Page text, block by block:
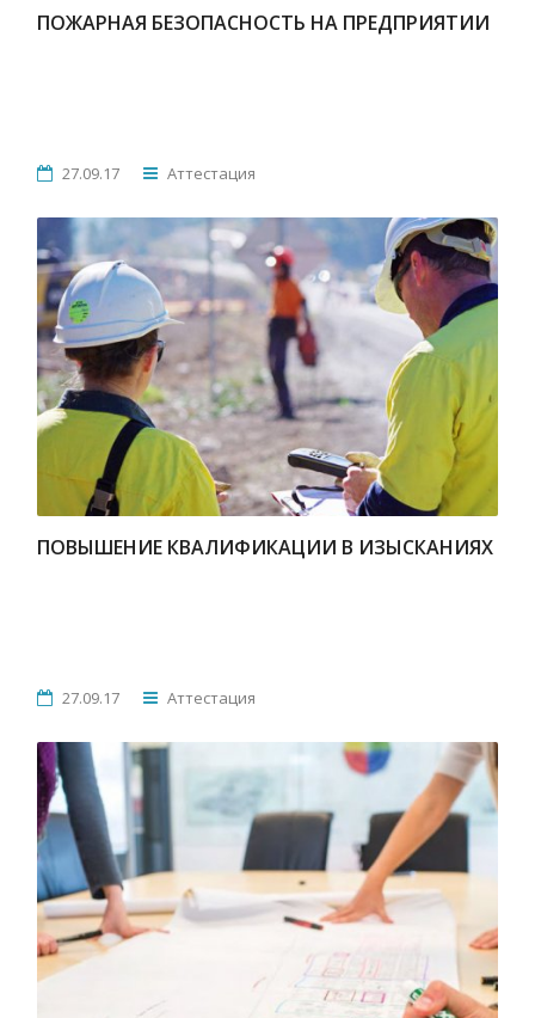
ПОЖАРНАЯ БЕЗОПАСНОСТЬ НА ПРЕДПРИЯТИИ
27.09.17 Аттестация
ПОВЫШЕНИЕ КВАЛИФИКАЦИИ В ИЗЫСКАНИЯХ
27.09.17 Аттестация